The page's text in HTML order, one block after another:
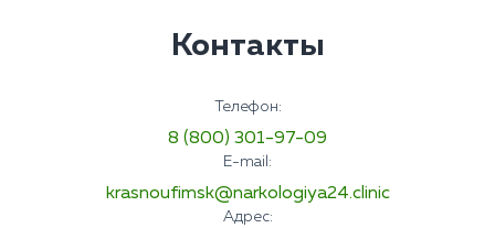
Контакты
Телефон:
8 (800) 301-97-09
E-mail:
krasnoufimsk@narkologiya24.clinic
Адрес: